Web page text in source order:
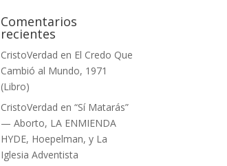
Comentarios
recientes
CristoVerdad en El Credo Que
Cambió al Mundo, 1971
(Libro)
CristoVerdad en“Sí Matarás”
— Aborto, LA ENMIENDA
HYDE, Hoepelman, y La
Iglesia Adventista